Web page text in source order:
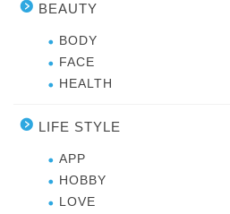
BEAUTY
BODY
FACE
HEALTH
LIFE STYLE
APP
HOBBY
LOVE